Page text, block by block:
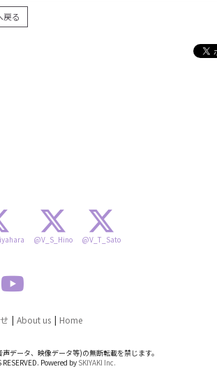
戻る
@V_S_Hino @V_T_Sato
About us Home
データ、映像データ等)の無断転載を禁じます。
Powered by SKIYAKI Inc.